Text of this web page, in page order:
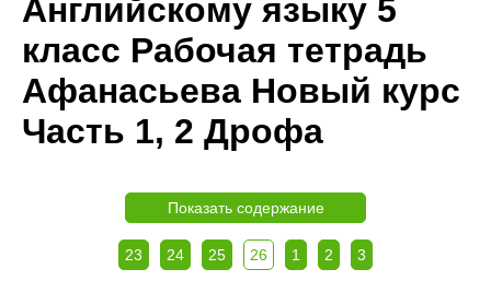
Английскому языку 5
класс Рабочая тетрадь
Афанасьева Новый курс
Часть 1, 2 Дрофа
Показать содержание
23 24 25 26 1 2 3